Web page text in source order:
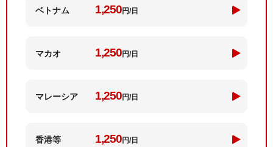
ベトナム 1,250円/日
マカオ 1,250円/日
マレーシア 1,250円/日
香港等 1,250円/日